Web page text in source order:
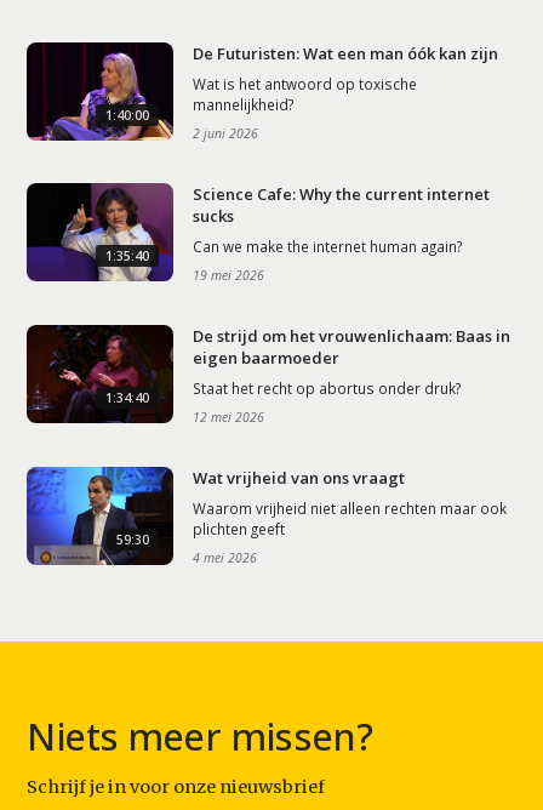
1:40:00
De Futuristen: Wat een man óók kan zijn
Wat is het antwoord op toxische
mannelijkheid?
2 juni 2026
1:35:40
Science Cafe: Why the current internet
sucks
Can we make the internet human again?
19 mei 2026
1:34:40
De strijd om het vrouwenlichaam: Baas in
eigen baarmoeder
Staat het recht op abortus onder druk?
12 mei 2026
59:30
Wat vrijheid van ons vraagt
Waarom vrijheid niet alleen rechten maar ook
plichten geeft
4 mei 2026
Niets meer missen?
Schrijf je in voor onze nieuwsbrief